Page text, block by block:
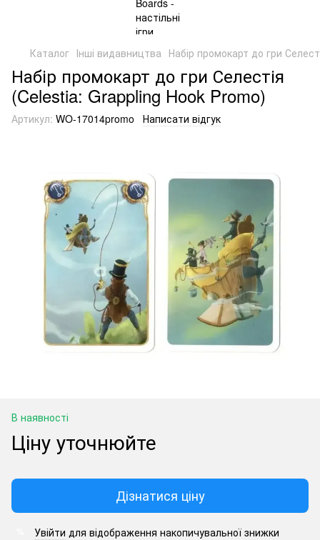
Каталог Інші видавництва Набір промокарт до гри
Набір промокарт до гри Селестія
(Celestia: Grappling Hook Promo)
Артикул: WO-17014promo Написати відгук
В наявності
Ціну уточнюйте
Дізнатися ціну
Увійти для відображення накопичувальної знижки